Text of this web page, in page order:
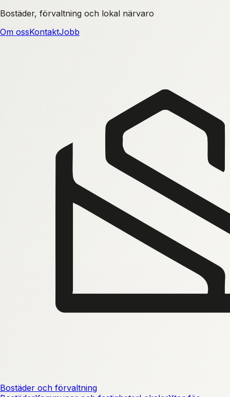
Bostäder, förvaltning och lokal närvaro
Om ossKontaktJobb
Bostäder och förvaltning